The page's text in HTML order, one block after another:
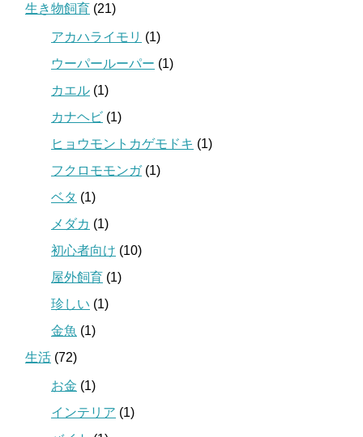
生き物飼育 (21)
アカハライモリ (1)
ウーパールーパー (1)
カエル (1)
カナヘビ (1)
ヒョウモントカゲモドキ (1)
フクロモモンガ(1)
ベタ (1)
メダカ (1)
初心者向け (10)
屋外飼育 (1)
珍しい (1)
金魚 (1)
生活 (72)
お金 (1)
インテリア (1)